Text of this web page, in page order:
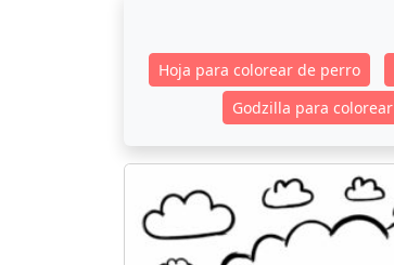
Hoja para colorear de perro
Godzilla para colorear